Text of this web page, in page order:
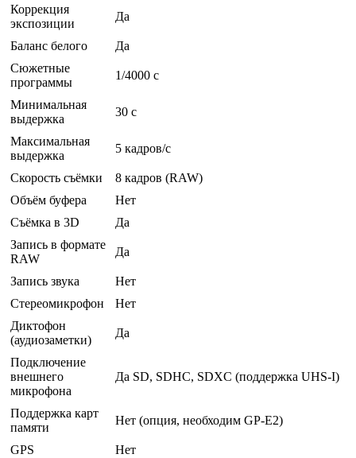
Коррекция
экспозиции
Да
Баланс белого
Да
Сюжетные
программы
1/4000 c
Минимальная
выдержка
30 c
Максимальная
выдержка
5 кадров/с
Скорость съёмки
8 кадров (RAW)
Объём буфера
Нет
Съёмка в 3D
Да
Запись в формате
RAW
Да
Запись звука
Нет
Стереомикрофон
Нет
Диктофон
(аудиозаметки)
Да
Подключение
внешнего
микрофона
Да SD, SDHC, SDXC (поддержка UHS-I)
Поддержка карт
памяти
Нет (опция, необходим GP-E2)
GPS
Нет